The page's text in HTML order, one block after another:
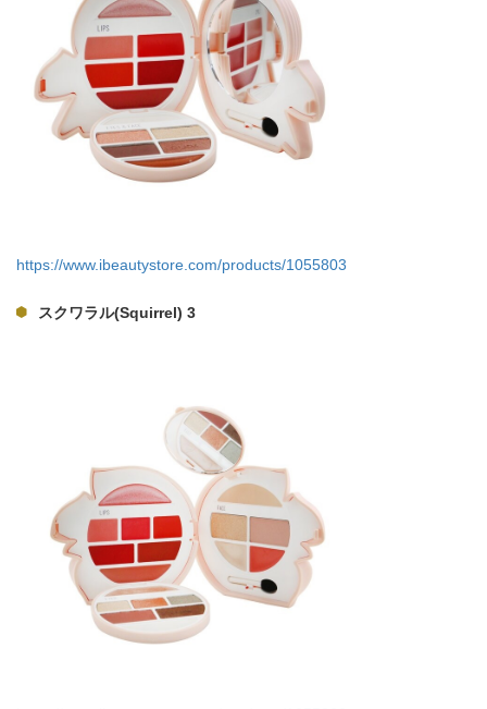
https://www.ibeautystore.com/products/1055803
スクワラル(Squirrel) 3